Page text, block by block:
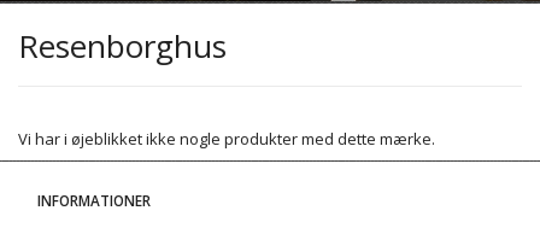
Resenborghus
Vi har i øjeblikket ikke nogle produkter med dette mærke.
INFORMATIONER